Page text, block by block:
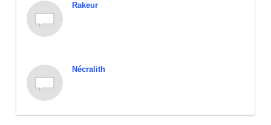
Rakeur
Nécralith